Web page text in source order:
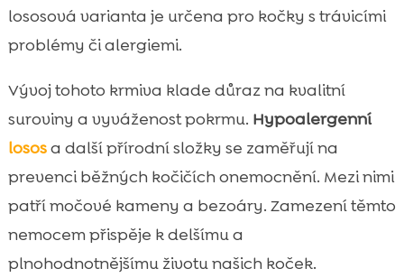
lososová varianta je určena pro kočky s trávicími
problémy či alergiemi.
Vývoj tohoto krmiva klade důraz na kvalitní
suroviny a vyváženost pokrmu. Hypoalergenní
lososa další přírodní složky se zaměřují na
prevenci běžných kočičích onemocnění. Mezi nimi
patří močové kameny a bezoáry. Zamezení těmto
nemocem přispěje k delšímu a
plnohodnotnějšímu životu našich koček.